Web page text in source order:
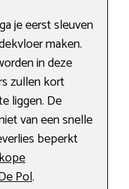
je eerst sleuven
maken.
in deze
zullen kort
liggen. De
van een snelle
beperkt
Pol.